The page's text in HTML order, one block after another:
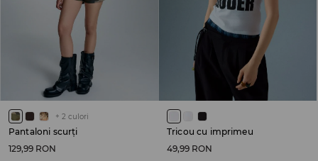
+ 2 culori
Pantaloni scurți
129,99 RON
Tricou cu imprimeu
49,99 RON